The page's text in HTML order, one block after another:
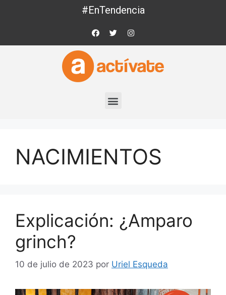
#EnTendencia
NACIMIENTOS
Explicación: ¿Amparo
grinch?
10 de julio de 2023 por Uriel Esqueda